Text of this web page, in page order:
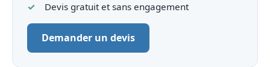
Devis gratuit et sans engagement
Demander un devis